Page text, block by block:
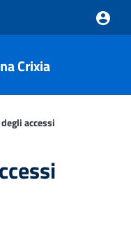
Crixia
accessi